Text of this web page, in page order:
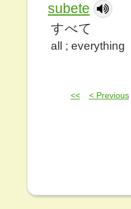
subete
すべて
all ; everything
<< < Previous